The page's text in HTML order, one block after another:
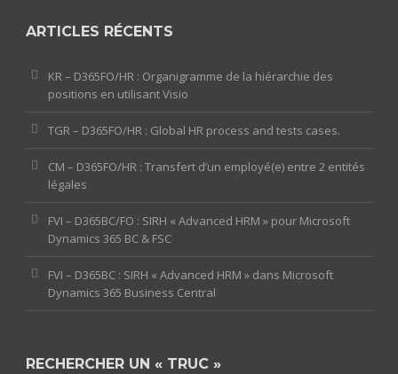
ARTICLES RÉCENTS
KR – D365FO/HR : Organigramme de la hiérarchie des
positions en utilisant Visio
TGR – D365FO/HR : Global HR process and tests cases.
CM – D365FO/HR : Transfert d’un employé(e) entre 2 entités
légales
FVI – D365BC/FO : SIRH « Advanced HRM » pour Microsoft
Dynamics 365 BC & FSC
FVI – D365BC : SIRH « Advanced HRM » dans Microsoft
Dynamics 365 Business Central
RECHERCHER UN « TRUC »